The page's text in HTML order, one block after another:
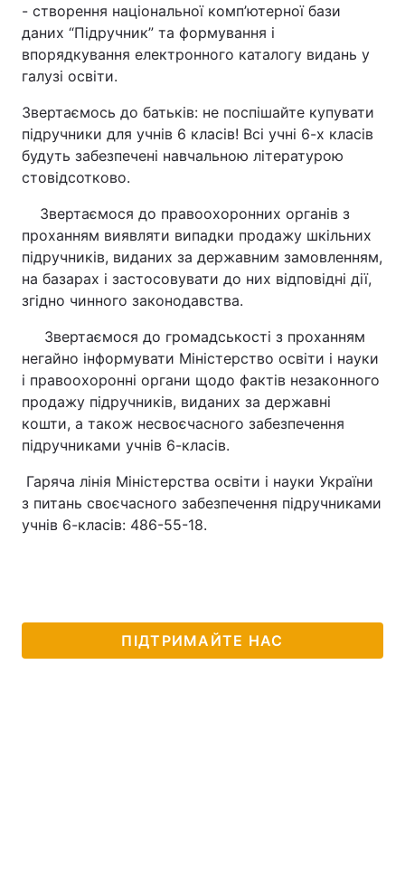
- створення національної комп’ютерної бази
даних “Підручник” та формування і
впорядкування електронного каталогу видань у
галузі освіти.
Звертаємось до батьків: не поспішайте купувати
підручники для учнів 6 класів! Всі учні 6-х класів
будуть забезпечені навчальною літературою
стовідсотково.
Звертаємося до правоохоронних органів з
проханням виявляти випадки продажу шкільних
підручників, виданих за державним замовленням,
на базарах і застосовувати до них відповідні дії,
згідно чинного законодавства.
Звертаємося до громадськості з проханням
негайно інформувати Міністерство освіти і науки
і правоохоронні органи щодо фактів незаконного
продажу підручників, виданих за державні
кошти, а також несвоєчасного забезпечення
підручниками учнів 6-класів.
Гаряча лінія Міністерства освіти і науки України
з питань своєчасного забезпечення підручниками
учнів 6-класів: 486-55-18.
ПІДТРИМАЙТЕ НАС